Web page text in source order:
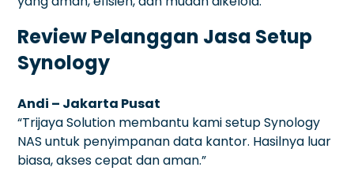
Review Pelanggan Jasa Setup
Synology
Andi – Jakarta Pusat
“Trijaya Solution membantu kami setup Synology
NAS untuk penyimpanan data kantor. Hasilnya luar
biasa, akses cepat dan aman.”